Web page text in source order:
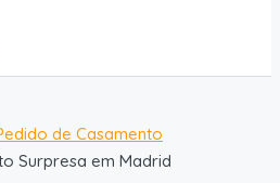
de Casamento
Surpresa em Madrid